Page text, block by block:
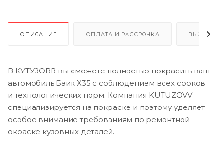
ОПИСАНИЕ ОПЛАТА И РАССРОЧКА ВЫЗОВ
В КУТУЗОВВ вы сможете полностью покрасить ваш
автомобиль Баик Х35 с соблюдением всех сроков
и технологических норм. Компания KUTUZOVV
специализируется на покраске и поэтому уделяет
особое внимание требованиям по ремонтной
окраске кузовных деталей.